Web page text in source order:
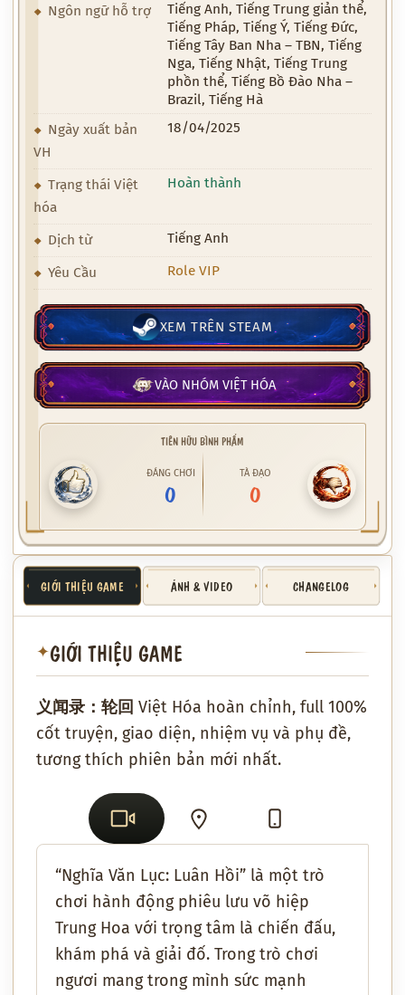
Ngôn ngữ hỗ trợ
Tiếng Anh, Tiếng Trung giản thể,
Tiếng Pháp, Tiếng Ý, Tiếng Đức,
Tiếng Tây Ban Nha – TBN, Tiếng
Nga, Tiếng Nhật, Tiếng Trung
phồn thể, Tiếng Bồ Đào Nha –
Brazil, Tiếng Hà
Ngày xuất bản
VH
18/04/2025
Trạng thái Việt
hóa
Hoàn thành
Dịch từ Tiếng Anh
Yêu Cầu Role VIP
XEM TRÊN STEAM
VÀO NHÓM VIỆT HÓA
TIÊN HỮU BÌNH PHẨM
ĐÁNG CHƠI
0
TÀ ĐẠO
0
GIỚI THIỆU GAME ẢNH & VIDEO CHANGELOG
✦GIỚI THIỆU GAME
义闻录：轮回 Việt Hóa hoàn chỉnh, full 100%
cốt truyện, giao diện, nhiệm vụ và phụ đề,
tương thích phiên bản mới nhất.
“Nghĩa Văn Lục: Luân Hồi” là một trò
chơi hành động phiêu lưu võ hiệp
Trung Hoa với trọng tâm là chiến đấu,
khám phá và giải đố. Trong trò chơi
ngươi mang trong mình sức mạnh